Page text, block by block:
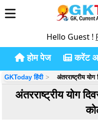
Hello Guest !
होम पेज करेंट
GKToday हिंदी अंतरराष्ट्रीय
अंतरराष्ट्रीय योग